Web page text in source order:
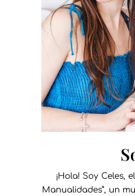
¡Hola! Soy Celes,
Manualidades”, un